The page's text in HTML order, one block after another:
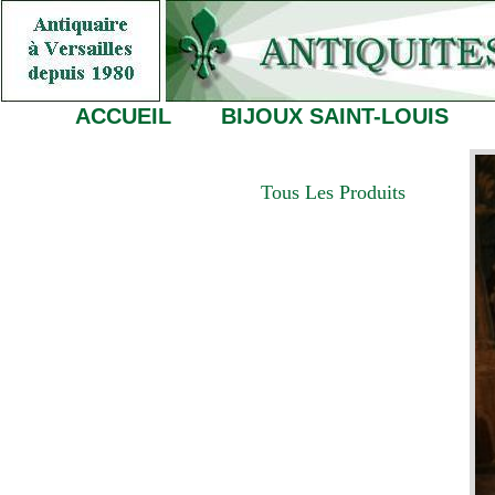
ACCUEIL BIJOUX SAINT-LOUIS
Tous Les Produits